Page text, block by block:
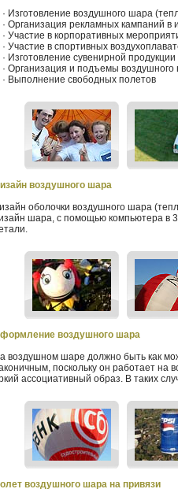
Изготовление воздушного шара
Организация рекламных кампаний в
Участие в корпоративных
Участие в спортивных
Изготовление сувенирной
Организация и подъемы воздушного
Выполнение свободных полетов
воздушного шара
оболочки воздушного шара
шара, с помощью компьютера в
воздушного шара
воздушном шаре должно быть как
поскольку он работает на
ассоциативный образ. В таких
воздушного шара на привязи